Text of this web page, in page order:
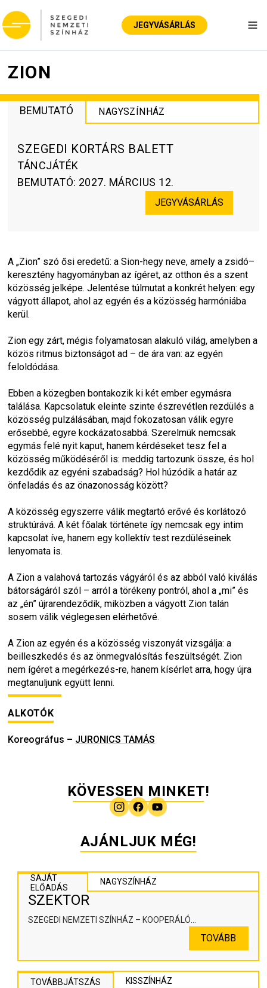
JEGYVÁSÁRLÁS
ZION
BEMUTATÓ NAGYSZÍNHÁZ
SZEGEDI KORTÁRS BALETT
TÁNCJÁTÉK
BEMUTATÓ: 2027. MÁRCIUS 12.
JEGYVÁSÁRLÁS
A „Zion” szó ősi eredetű: a Sion-hegy neve, amely a zsidó–
keresztény hagyományban az ígéret, az otthon és a szent
közösség jelképe. Jelentése túlmutat a konkrét helyen: egy
vágyott állapot, ahol az egyén és a közösség harmóniába
kerül.
Zion egy zárt, mégis folyamatosan alakuló világ, amelyben a
közös ritmus biztonságot ad – de ára van: az egyén
feloldódása.
Ebben a közegben bontakozik ki két ember egymásra
találása. Kapcsolatuk eleinte szinte észrevétlen rezdülés a
közösség pulzálásában, majd fokozatosan válik egyre
erősebbé, egyre kockázatosabbá. Szerelmük nemcsak
egymás felé nyit kaput, hanem kérdéseket tesz fel a
közösség működéséről is: meddig tartozunk össze, és hol
kezdődik az egyéni szabadság? Hol húzódik a határ az
önfeladás és az önazonosság között?
A közösség egyszerre válik megtartó erővé és korlátozó
struktúrává. A két főalak története így nemcsak egy intim
kapcsolat íve, hanem egy kollektív test rezdüléseinek
lenyomata is.
A Zion a valahová tartozás vágyáról és az abból való kiválás
bátorságáról szól – arról a törékeny pontról, ahol a „mi” és
az „én” újrarendeződik, miközben a vágyott Zion talán
sosem válik véglegesen elérhetővé.
A Zion az egyén és a közösség viszonyát vizsgálja: a
beilleszkedés és az önmegvalósítás feszültségét. Zion
nem ígéret a megérkezés-re, hanem kísérlet arra, hogy újra
megtanuljunk együtt lenni.
ALKOTÓK
Koreográfus – JURONICS TAMÁS
KÖVESSEN MINKET!
AJÁNLJUK MÉG!
SAJÁT
ELŐADÁS
NAGYSZÍNHÁZ
SZEKTOR
SZEGEDI NEMZETI SZÍNHÁZ – KOOPERÁLÓ
TOVÁBB
TOVÁBBJÁTSZÁS KISSZÍNHÁZ